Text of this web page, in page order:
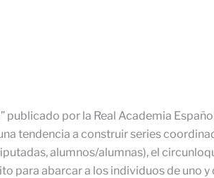
publicado por la Real Academia
tendencia a construir series
alumnos/alumnas), el
para abarcar a los individuos de uno y